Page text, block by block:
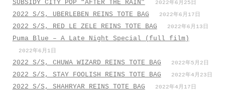
SUBSIDY CITY POP “AFTER THE RAIN” 2022年6月25日
2022 S/S, UBERLEBEN REINS TOTE BAG 2022年6月17日
2022 S/S, RED LE ZELE REINS TOTE BAG 2022年6月13日
Puma Blue – A Late Night Special (full film)
2022年6月1日
2022 S/S, CHUWA WIZARD REINS TOTE BAG 2022年5月2日
2022 S/S, STAY FOOLISH REINS TOTE BAG 2022年4月23日
2022 S/S, SHAHRYAR REINS TOTE BAG 2022年4月17日